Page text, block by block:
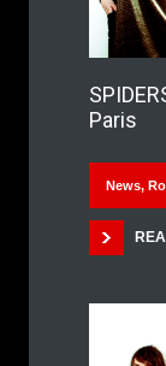
Paris
News,